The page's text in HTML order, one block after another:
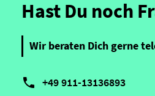
Hast Du noch
Wir beraten Dich gerne
 +49 911-13136893